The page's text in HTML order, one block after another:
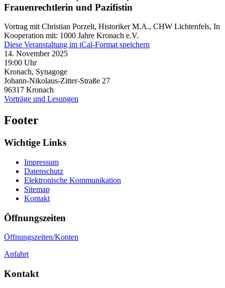
Frauenrechtlerin und Pazifistin
Vortrag mit Christian Porzelt, Historiker M.A., CHW Lichtenfels, In
Kooperation mit: 1000 Jahre Kronach e.V.
Diese Veranstaltung im iCal-Format speichern
14. November 2025
19:00 Uhr
Kronach, Synagoge
Johann-Nikolaus-Zitter-Straße 27
96317 Kronach
Vorträge und Lesungen
Footer
Wichtige Links
Impressum
Datenschutz
Elektronische Kommunikation
Sitemap
Kontakt
Öffnungszeiten
Öffnungszeiten/Konten
Anfahrt
Kontakt